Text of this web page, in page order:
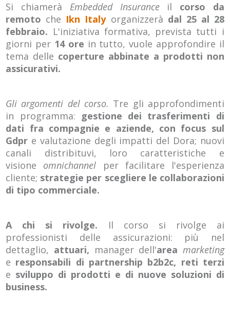
Si chiamerà Embedded Insuranceil corso da
remoto che Ikn Italyorganizzerà dal 25 al 28
febbraio. L'iniziativa formativa, prevista tutti i
giorni per 14 ore in tutto, vuole approfondire il
tema delle coperture abbinate a prodotti non
assicurativi.
Gli argomenti del corso. Tre gli approfondimenti
in programma: gestione dei trasferimenti di
dati fra compagnie e aziende, con focus sul
Gdpr e valutazione degli impatti del Dora; nuovi
canali distribituvi, loro caratteristiche e
visione omnichannel per facilitare l'esperienza
cliente; strategie per scegliere le collaborazioni
di tipo commerciale.
A chi si rivolge.
Il corso si rivolge ai
professionisti delle assicurazioni: più nel
dettaglio, attuari, manager dell'area marketing
e responsabili di partnership b2b2c, reti terzi
e sviluppo di prodotti e di nuove soluzioni di
business.